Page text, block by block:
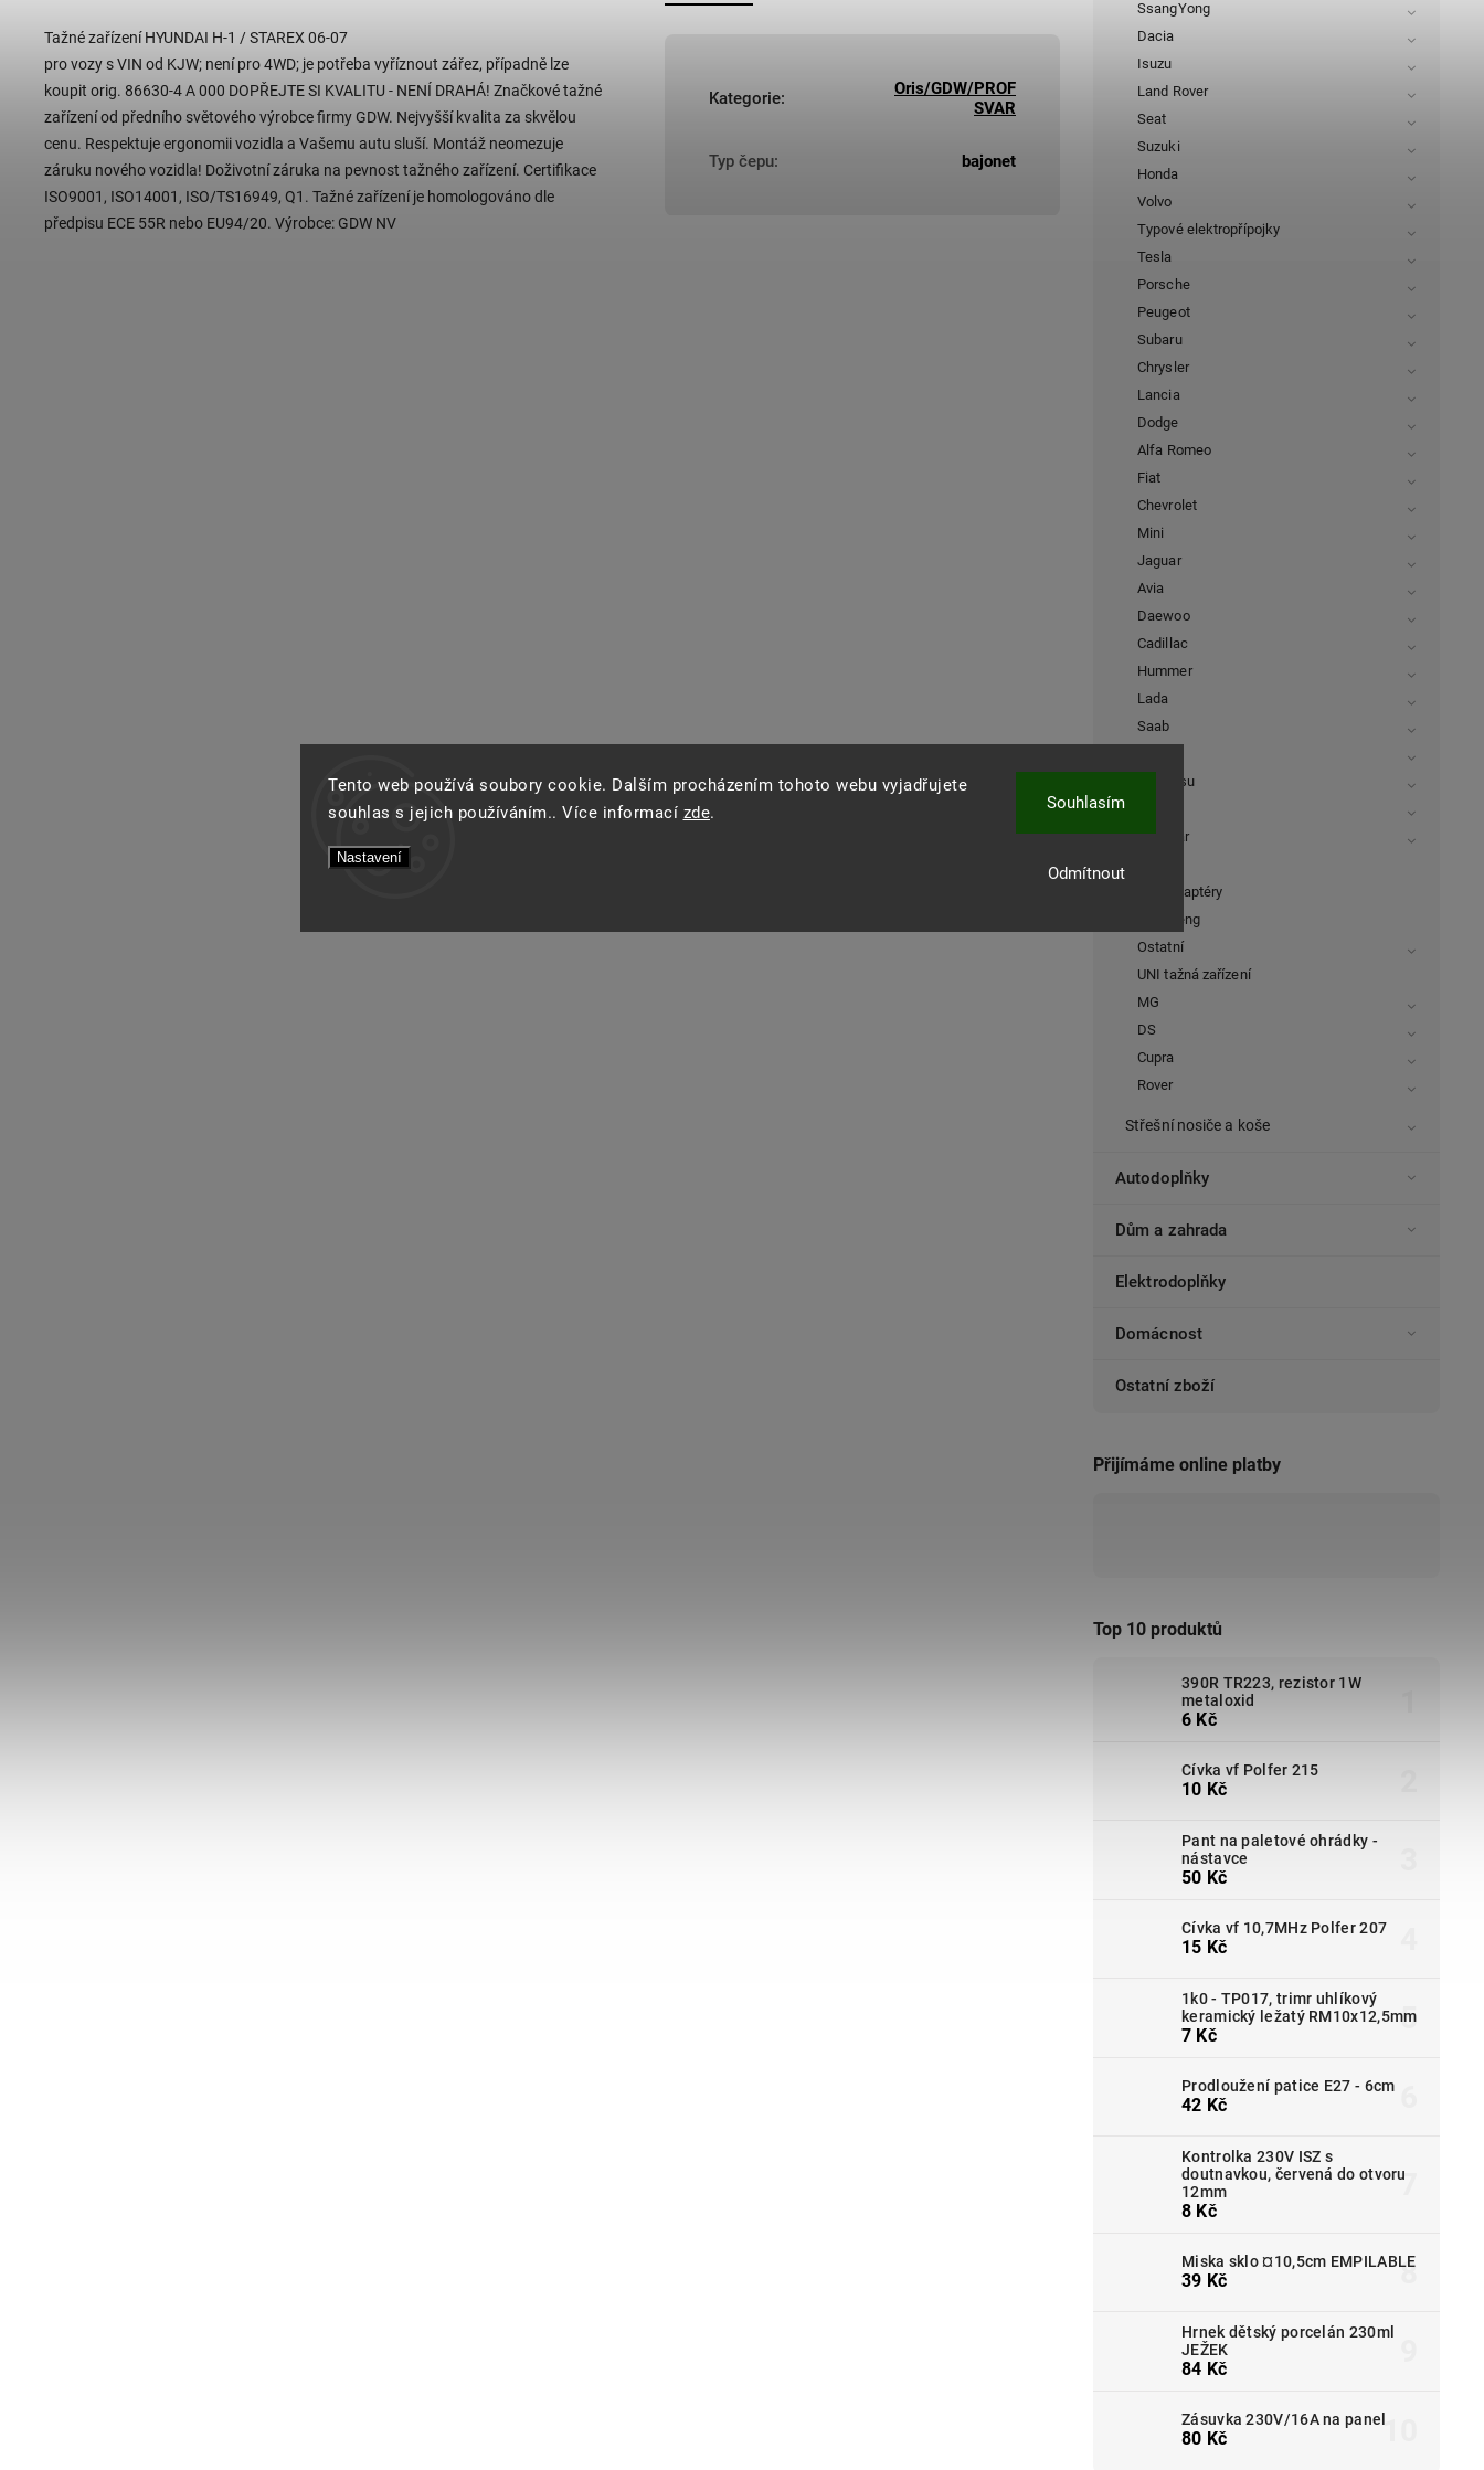
Tento web používá soubory cookie. Dalším procházením tohoto webu vyjadřujete
souhlas s jejich používáním.. Více informací zde.
Nastavení
Odmítnout
Souhlasím
SsangYong
Dacia
Isuzu
Land Rover
Seat
Suzuki
Honda
Volvo
Typové elektropřípojky
Tesla
Porsche
Peugeot
Subaru
Chrysler
Lancia
Dodge
Alfa Romeo
Fiat
Chevrolet
Mini
Jaguar
Avia
Daewoo
Cadillac
Hummer
Lada
Saab
Daihatsu
Multicar
USA adaptéry
Dongfeng
Ostatní
UNI tažná zařízení
MG
DS
Cupra
Rover
Střešní nosiče a koše
Autodoplňky
Dům a zahrada
Elektrodoplňky
Domácnost
Ostatní zboží
Přijímáme online platby
Top 10 produktů
390R TR223, rezistor 1W
metaloxid
6 Kč
Cívka vf Polfer 215
10 Kč
Pant na paletové ohrádky -
nástavce
50 Kč
Cívka vf 10,7MHz Polfer 207
15 Kč
1k0 - TP017, trimr uhlíkový
keramický ležatý RM10x12,5mm
7 Kč
Prodloužení patice E27 - 6cm
42 Kč
Kontrolka 230V ISZ s
doutnavkou, červená do otvoru
12mm
8 Kč
Miska sklo ¤10,5cm EMPILABLE
39 Kč
Hrnek dětský porcelán 230ml
JEŽEK
84 Kč
Zásuvka 230V/16A na panel
80 Kč
Tažné zařízení HYUNDAI H-1 / STAREX 06-07
pro vozy s VIN od KJW; není pro 4WD; je potřeba vyříznout zářez, případně lze
koupit orig. 86630-4 A 000 DOPŘEJTE SI KVALITU - NENÍ DRAHÁ! Značkové tažné
zařízení od předního světového výrobce firmy GDW. Nejvyšší kvalita za skvělou
cenu. Respektuje ergonomii vozidla a Vašemu autu sluší. Montáž neomezuje
záruku nového vozidla! Doživotní záruka na pevnost tažného zařízení. Certifikace
ISO9001, ISO14001, ISO/TS16949, Q1. Tažné zařízení je homologováno dle
předpisu ECE 55R nebo EU94/20. Výrobce: GDW NV
Kategorie:
Oris/GDW/PROF
SVAR
Typ čepu: bajonet